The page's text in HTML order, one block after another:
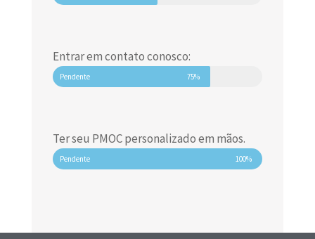
Entrar em contato conosco:
Pendente 75%
Ter seu PMOC personalizado em mãos.
Pendente 100%